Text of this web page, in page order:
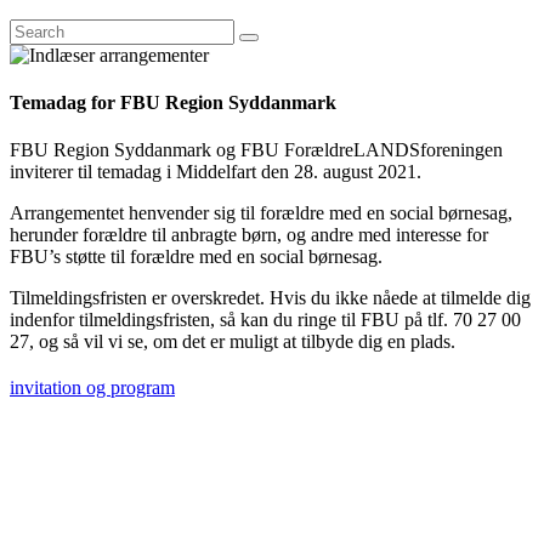
Temadag for FBU Region Syddanmark
FBU Region Syddanmark og FBU ForældreLANDSforeningen
inviterer til temadag i Middelfart den 28. august 2021.
Arrangementet henvender sig til forældre med en social børnesag,
herunder forældre til anbragte børn, og andre med interesse for
FBU’s støtte til forældre med en social børnesag.
Tilmeldingsfristen er overskredet. Hvis du ikke nåede at tilmelde dig
indenfor tilmeldingsfristen, så kan du ringe til FBU på tlf. 70 27 00
27, og så vil vi se, om det er muligt at tilbyde dig en plads.
invitation og program